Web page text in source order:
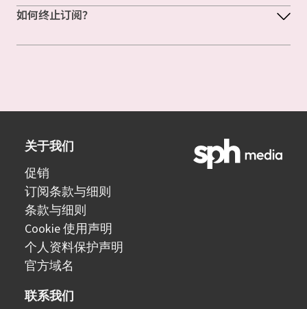
如何终止订阅？
关于我们
促销
订阅条款与细则
条款与细则
Cookie 使用声明
个人资料保护声明
官方域名
联系我们